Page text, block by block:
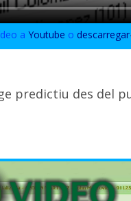
aYoutube o
predictiu des del